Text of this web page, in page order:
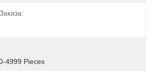
4999 Pieces